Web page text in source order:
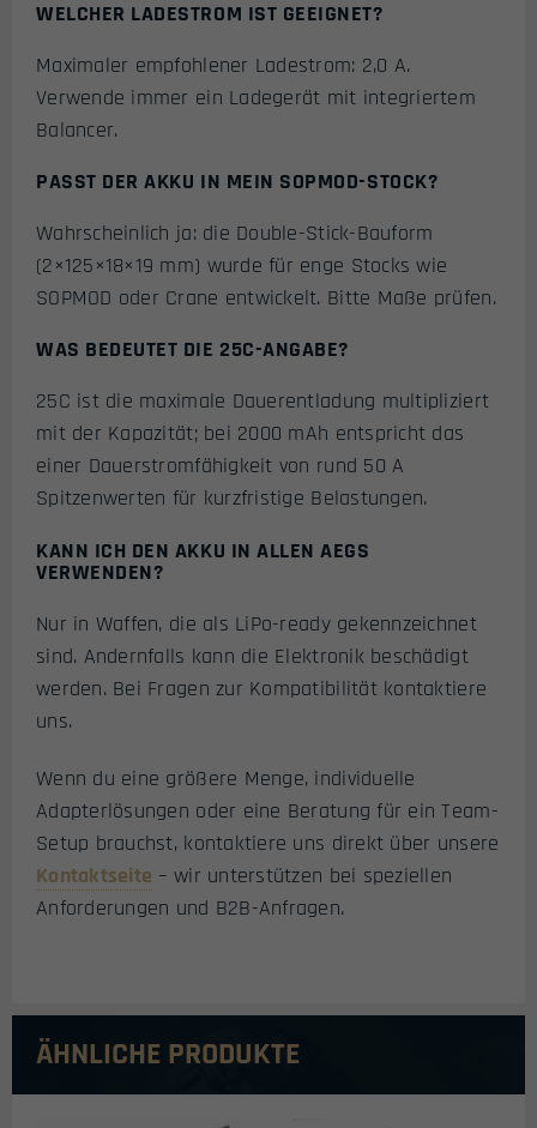
WELCHER LADESTROM IST GEEIGNET?
Maximaler empfohlener Ladestrom: 2,0 A.
Verwende immer ein Ladegerät mit integriertem
Balancer.
PASST DER AKKU IN MEIN SOPMOD-STOCK?
Wahrscheinlich ja: die Double-Stick-Bauform
(2×125×18×19 mm) wurde für enge Stocks wie
SOPMOD oder Crane entwickelt. Bitte Maße prüfen.
WAS BEDEUTET DIE 25C-ANGABE?
25C ist die maximale Dauerentladung multipliziert
mit der Kapazität; bei 2000 mAh entspricht das
einer Dauerstromfähigkeit von rund 50 A
Spitzenwerten für kurzfristige Belastungen.
KANN ICH DEN AKKU IN ALLEN AEGS
VERWENDEN?
Nur in Waffen, die als LiPo-ready gekennzeichnet
sind. Andernfalls kann die Elektronik beschädigt
werden. Bei Fragen zur Kompatibilität kontaktiere
uns.
Wenn du eine größere Menge, individuelle
Adapterlösungen oder eine Beratung für ein Team-
Setup brauchst, kontaktiere uns direkt über unsere
Kontaktseite – wir unterstützen bei speziellen
Anforderungen und B2B-Anfragen.
ÄHNLICHE PRODUKTE